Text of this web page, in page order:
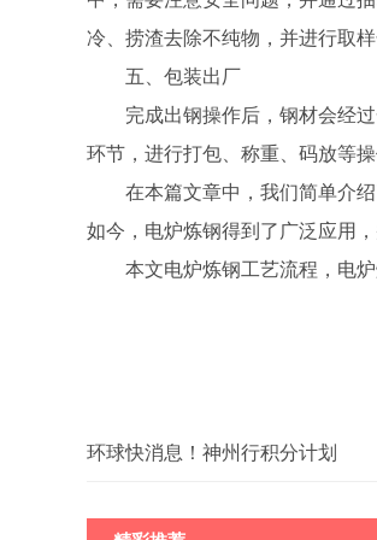
冷、捞渣去除不纯物，并进行取样
五、包装出厂
完成出钢操作后，钢材会经
环节，进行打包、称重、码放等操
在本篇文章中，我们简单介
如今，电炉炼钢得到了广泛应用
本文电炉炼钢工艺流程，电
环球快消息！神州行积分计划